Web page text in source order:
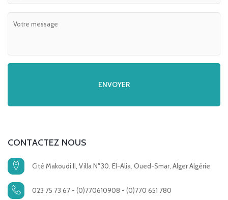
CONTACTEZ NOUS
Cité Makoudi II, Villa N°30. El-Alia. Oued-Smar, Alger Algérie
023 75 73 67 - (0)770610908 - (0)770 651 780